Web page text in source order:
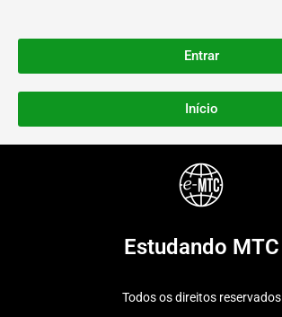
Entrar
Início
Estudando MTC
Todos os direitos reservados